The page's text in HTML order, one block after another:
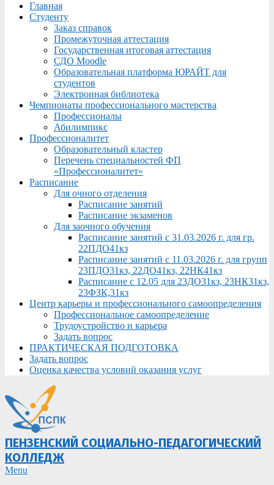
Menu
Главная
Студенту
Заказ справок
Промежуточная аттестация
Государственная итоговая аттестация
СДО Moodle
Образовательная платформа ЮРАЙТ для
студентов
Электронная библиотека
Чемпионаты профессионального мастерства
Профессионалы
Абилимпикс
Профессионалитет
Образовательный кластер
Перечень специальностей ФП
«Профессионалитет»
Расписание
Для очного отделения
Расписание занятий
Расписание экзаменов
Для заочного обучения
Расписание занятий с 31.03.2026 г. для гр.
22ПДО41кз
Расписание занятий с 11.03.2026 г. для групп
23ПДО31кз, 22ДО41кз, 22НК41кз
Расписание с 12.05 для 23ДО31кз, 23НК31кз,
23ФЗК,31кз
Центр карьеры и профессионального самоопределения
Профессиональное самоопределение
Трудоустройство и карьера
Задать вопрос
ПРАКТИЧЕСКАЯ ПОДГОТОВКА
Задать вопрос
Оценка качества условий оказания услуг
ПЕНЗЕНСКИЙ СОЦИАЛЬНО-ПЕДАГОГИЧЕСКИЙ
КОЛЛЕДЖ
Primary
Menu